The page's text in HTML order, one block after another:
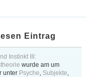
Eintrag
Instinkt III:
wurde am um
unter Psyche, Subjekte,